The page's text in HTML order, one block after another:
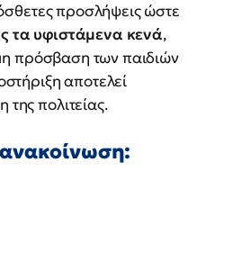
προσλήψεις ώστε
τα υφιστάμενα κενά,
πρόσβαση των παιδιών
αποτελεί
πολιτείας.